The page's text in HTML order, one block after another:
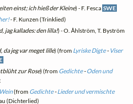
einst; ich hieß der Kleine) - F. Fesca SWE
- F. Kunzen (Trinklied)
jag kallades: den lilla!) - O. Åhlström, T. Byström
da jeg var meget lille) (from Lyriske Digte- Viser
zur Rose) (from Gedichte-Oden und
(from Gedichte-Lieder und vermischte
(Dichterlied)